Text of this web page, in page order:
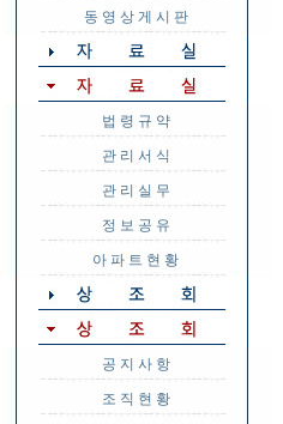
동 영 상 게 시 판
법 령 규 약
관 리 서 식
관 리 실 무
정 보 공 유
아 파 트 현 황
공 지 사 항
조 직 현 황